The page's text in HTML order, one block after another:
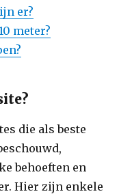
er?
meter?
die als beste
behoeften en
Hier zijn enkele